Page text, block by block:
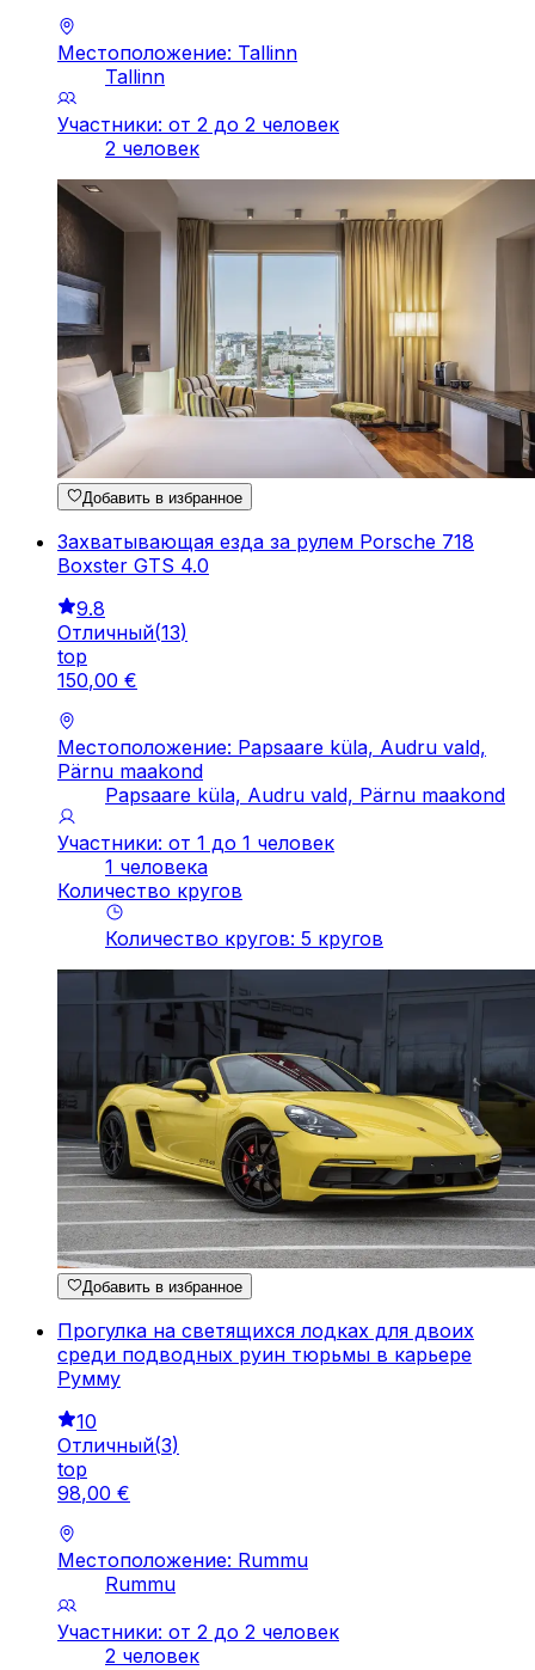
Местоположение: Tallinn
Tallinn
Участники: от 2 до 2 человек
2 человек
Добавить в избранное
Захватывающая езда за рулем Porsche 718
Boxster GTS 4.0
9.8
Отличный(13)
top
150,00 €
Местоположение: Papsaare küla, Audru vald,
Pärnu maakond
Papsaare küla, Audru vald, Pärnu maakond
Участники: от 1 до 1 человек
1 человека
Количество кругов
Количество кругов: 5 кругов
Добавить в избранное
Прогулка на светящихся лодках для двоих
среди подводных руин тюрьмы в карьере
Румму
10
Отличный(3)
top
98,00 €
Местоположение: Rummu
Rummu
Участники: от 2 до 2 человек
2 человек